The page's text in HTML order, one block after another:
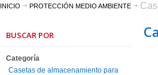
INICIO PROTECCIÓN MEDIO AMBIENTE
BUSCAR POR
Categoría
Casetas de almacenamiento para